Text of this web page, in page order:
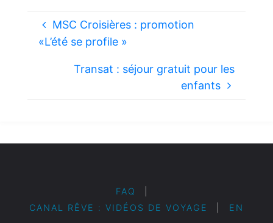
MSC Croisières : promotion
«L’été se profile »
Transat : séjour gratuit pour les
enfants
FAQ
CANAL RÊVE : VIDÉOS DE VOYAGE
EN